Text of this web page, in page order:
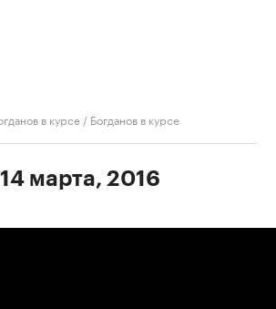
в курсе / Богданов в курсе
марта, 2016